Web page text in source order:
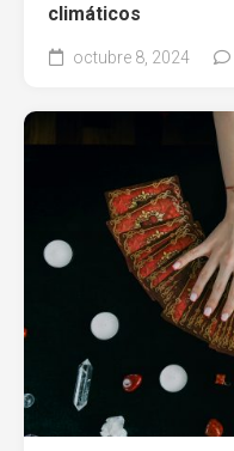
climáticos
octubre 8, 2024